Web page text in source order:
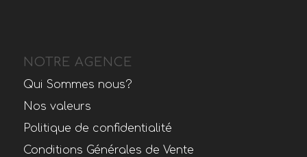
NOTRE AGENCE
Qui Sommes nous?
Nos valeurs
Politique de confidentialité
Conditions Générales de Vente